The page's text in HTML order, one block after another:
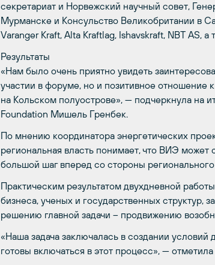
секретариат и Норвежский научный совет,
Мурманске и Консульство Великобритании в
Varanger Kraft, Alta Kraftlag, Ishavskraft, NBT
Результаты
«Нам было очень приятно увидеть
участии в форуме, но и позитивное отношение
на Кольском полуострове», — подчеркнула на
Foundation Мишель Гренбек.
По мнению координатора энергетических
региональная власть понимает, что ВИЭ
большой шаг вперед со стороны
Практическим результатом двухдневной
бизнеса, ученых и государственных
решению главной задачи – продвижению
«Наша задача заключалась в создании
готовы включаться в этот процесс», —